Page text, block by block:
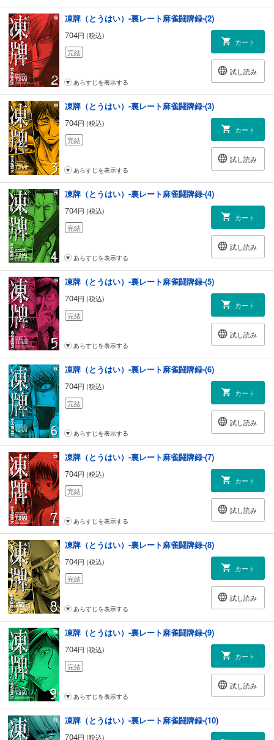
凍牌（とうはい）-裏レート麻雀闘牌録-(2)
704円 (税込)
完結
カート
試し読み
あらすじを表示する
凍牌（とうはい）-裏レート麻雀闘牌録-(3)
704円 (税込)
完結
カート
試し読み
あらすじを表示する
凍牌（とうはい）-裏レート麻雀闘牌録-(4)
704円 (税込)
完結
カート
試し読み
あらすじを表示する
凍牌（とうはい）-裏レート麻雀闘牌録-(5)
704円 (税込)
完結
カート
試し読み
あらすじを表示する
凍牌（とうはい）-裏レート麻雀闘牌録-(6)
704円 (税込)
完結
カート
試し読み
あらすじを表示する
凍牌（とうはい）-裏レート麻雀闘牌録-(7)
704円 (税込)
完結
カート
試し読み
あらすじを表示する
凍牌（とうはい）-裏レート麻雀闘牌録-(8)
704円 (税込)
完結
カート
試し読み
あらすじを表示する
凍牌（とうはい）-裏レート麻雀闘牌録-(9)
704円 (税込)
完結
カート
試し読み
あらすじを表示する
凍牌（とうはい）-裏レート麻雀闘牌録-(10)
704円 (税込)